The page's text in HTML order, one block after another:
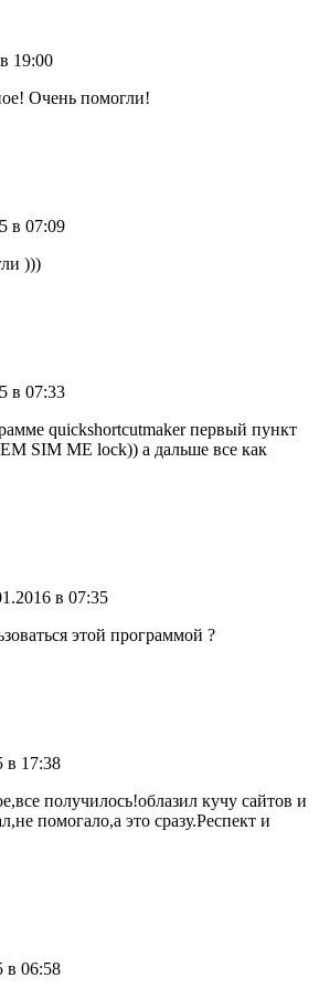
19:00
Очень помогли!
в 07:09
)))
в 07:33
quickshortcutmaker первый пункт
SIM ME lock)) а дальше все как
в 07:35
этой программой ?
в 17:38
получилось!облазил кучу сайтов и
помогало,а это сразу.Респект и
в 06:58